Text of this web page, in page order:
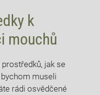
k
mouchů
jak se
museli
rádi osvědčené